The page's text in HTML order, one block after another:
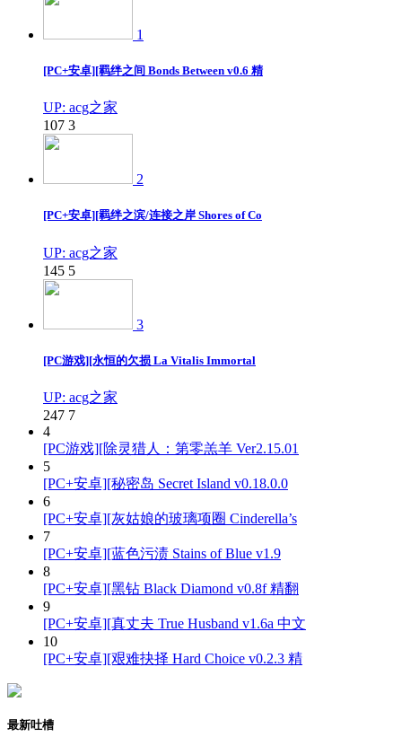
1
[PC+安卓][羁绊之间 Bonds Between v0.6 精
UP: acg之家
107 3
2
[PC+安卓][羁绊之滨/连接之岸 Shores of Co
UP: acg之家
145 5
3
[PC游戏][永恒的欠损 La Vitalis Immortal
UP: acg之家
247 7
4
[PC游戏][除灵猎人：第零羔羊 Ver2.15.01
5
[PC+安卓][秘密岛 Secret Island v0.18.0.0
6
[PC+安卓][灰姑娘的玻璃项圈 Cinderella’s
7
[PC+安卓][蓝色污渍 Stains of Blue v1.9
8
[PC+安卓][黑钻 Black Diamond v0.8f 精翻
9
[PC+安卓][真丈夫 True Husband v1.6a 中文
10
[PC+安卓][艰难抉择 Hard Choice v0.2.3 精
最新吐槽